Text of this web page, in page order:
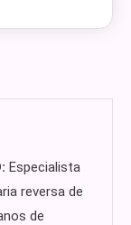
Especialista
reversa de
de